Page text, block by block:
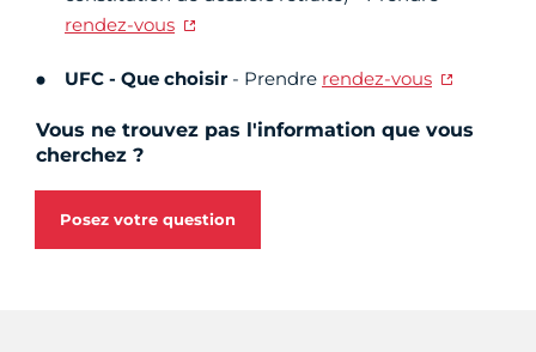
rendez-vous
UFC - Que choisir- Prendre rendez-vous
Vous ne trouvez pas l'information que vous
cherchez ?
Posez votre question